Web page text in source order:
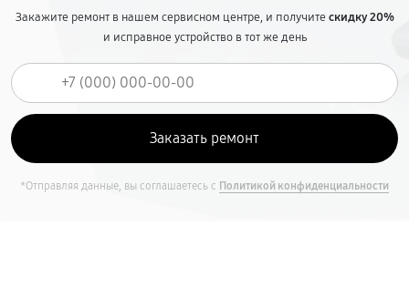
Закажите ремонт в нашем сервисном центре, и получитескидку 20%
и исправное устройство в тот же день
*Отправляя данные, вы соглашаетесь с Политикой конфиденциальности